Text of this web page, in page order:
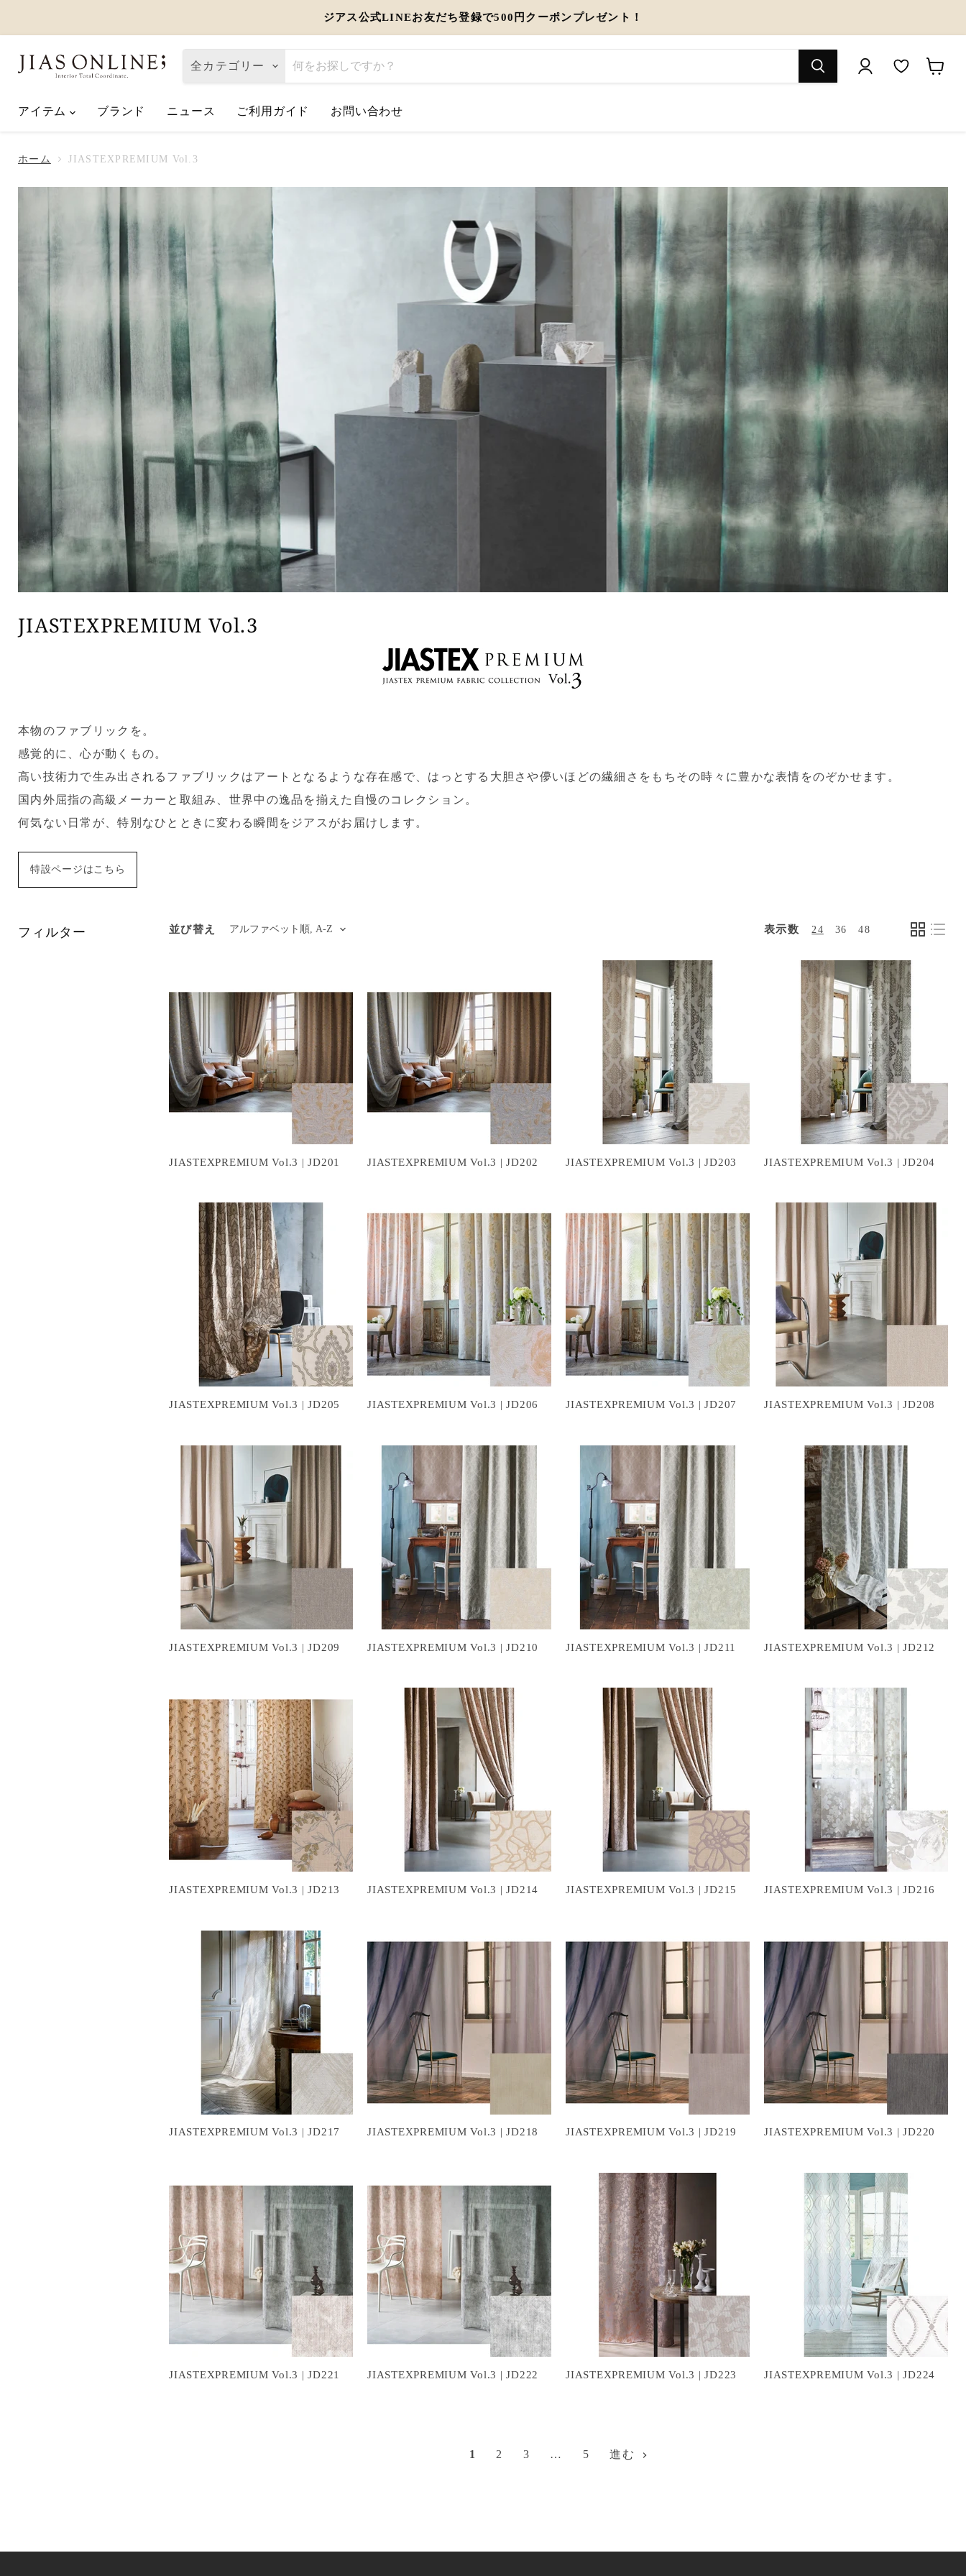
ジアス公式LINEお友だち登録で500円クーポンプレゼント！
全カテゴリー
h
s
アイテム ブランド ご利用ガイド お問い合わせ
ニュース
2026.07.10 夏季休業のお知らせ
【2026父の日】お父さんへ「ありがとう」を伝えるギフト特集
view more
ホーム JIASTEXPREMIUM Vol.3
JIASTEXPREMIUM Vol.3
本物のファブリックを。
感覚的に、心が動くもの。
高い技術力で生み出されるファブリックはアートとなるような存在感で、はっとする大胆さや儚いほどの繊細さをもちその時々に豊かな表情をのぞかせます。
国内外屈指の高級メーカーと取組み、世界中の逸品を揃えた自慢のコレクション。
何気ない日常が、特別なひとときに変わる瞬間をジアスがお届けします。
特設ページはこちら
フィルター 並び替え 表示数 24 36 48
JIASTEXPREMIUM Vol.3 | JD201 JIASTEXPREMIUM Vol.3 | JD202 JIASTEXPREMIUM Vol.3 | JD203 JIASTEXPREMIUM Vol.3 | JD204
JIASTEXPREMIUM Vol.3 | JD205 JIASTEXPREMIUM Vol.3 | JD206 JIASTEXPREMIUM Vol.3 | JD207 JIASTEXPREMIUM Vol.3 | JD208
JIASTEXPREMIUM Vol.3 | JD209 JIASTEXPREMIUM Vol.3 | JD210 JIASTEXPREMIUM Vol.3 | JD211 JIASTEXPREMIUM Vol.3 | JD212
JIASTEXPREMIUM Vol.3 | JD213 JIASTEXPREMIUM Vol.3 | JD214 JIASTEXPREMIUM Vol.3 | JD215 JIASTEXPREMIUM Vol.3 | JD216
JIASTEXPREMIUM Vol.3 | JD217 JIASTEXPREMIUM Vol.3 | JD218 JIASTEXPREMIUM Vol.3 | JD219 JIASTEXPREMIUM Vol.3 | JD220
JIASTEXPREMIUM Vol.3 | JD221 JIASTEXPREMIUM Vol.3 | JD222 JIASTEXPREMIUM Vol.3 | JD223 JIASTEXPREMIUM Vol.3 | JD224
1 2 3 … 5 進む